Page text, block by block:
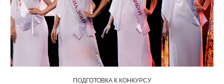
ПОДГОТОВКА К КОНКУРСУ